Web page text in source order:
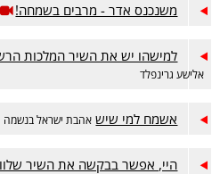
משנכנס אדר - מרבים בשמחה!
למישהו יש את השיר המלכות
אלישע גרינפלד
אשמח למי שיש אהבת ישראל בנשמה
היי, אפשר בבקשה את השיר